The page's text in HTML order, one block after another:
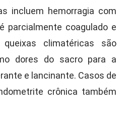
incluem hemorragia com
parcialmente coagulado e
climatéricas são
dores do sacro para a
e lancinante. Casos de
crônica também